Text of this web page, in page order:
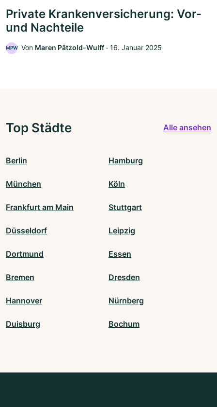
Private Krankenversicherung: Vor-
und Nachteile
MPW Von Maren Pätzold-Wulff ‧ 16. Januar 2025
Top Städte Alle ansehen
Berlin Hamburg
München Köln
Frankfurt am Main Stuttgart
Düsseldorf Leipzig
Dortmund Essen
Bremen Dresden
Hannover Nürnberg
Duisburg Bochum